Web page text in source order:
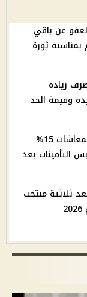
عن باقي
ثورة
زيادة
وقيمة الحد
تفاصيل قرار السيسي بزيادة المعاشات 15%
التأمينات بعد
ثلاثية منتخب